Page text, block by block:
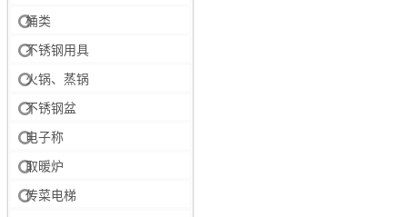
桶类
不锈钢用具
火锅、蒸锅
不锈钢盆
电子称
取暖炉
传菜电梯